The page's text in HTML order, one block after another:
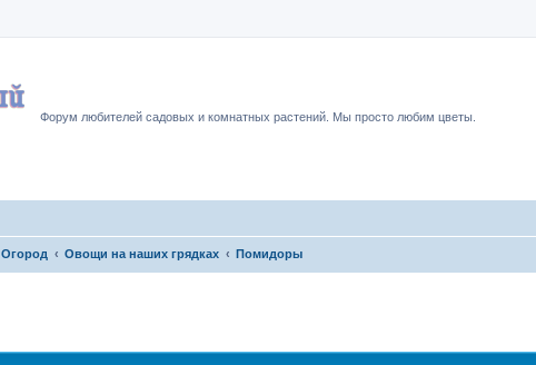
Форум любителей садовых и комнатных растений. Мы просто любим цветы.
Огород Овощи на наших грядках Помидоры